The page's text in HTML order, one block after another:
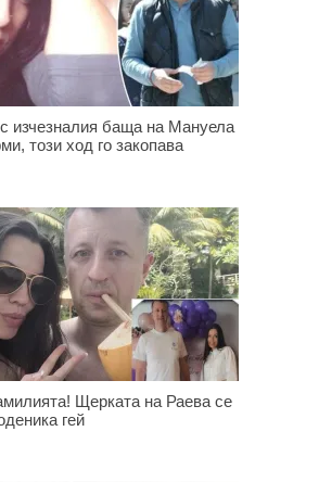
изчезналия баща на Мануела
този ход го закопава
Щерката на Раева се
гей